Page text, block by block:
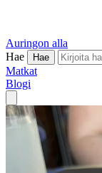
Auringon alla
Hae
Hae
Matkat
Blogi